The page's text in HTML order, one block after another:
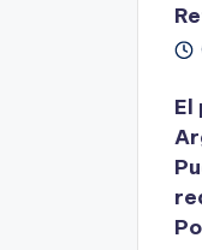
El